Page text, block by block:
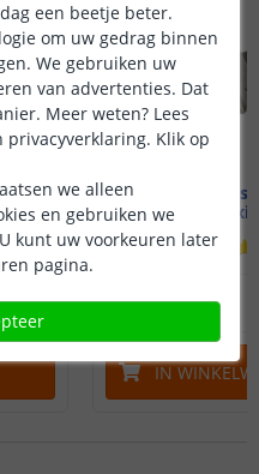
5,50 OP VOORRAAD
IN
een beetje beter.
om uw gedrag binnen
We gebruiken uw
van advertenties. Dat
Meer weten? Lees
privacyverklaring. Klik op
we alleen
en gebruiken we
kunt uw voorkeuren later
pagina.